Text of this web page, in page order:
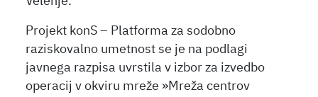
Projekt konS – Platforma za sodobno
raziskovalno umetnost se je na podlagi
javnega razpisa uvrstila v izbor za izvedbo
operacij v okviru mreže »Mreža centrov